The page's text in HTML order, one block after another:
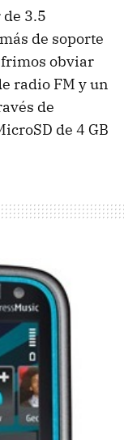
3.5
de soporte
obviar
radio FM y un
de
de 4 GB